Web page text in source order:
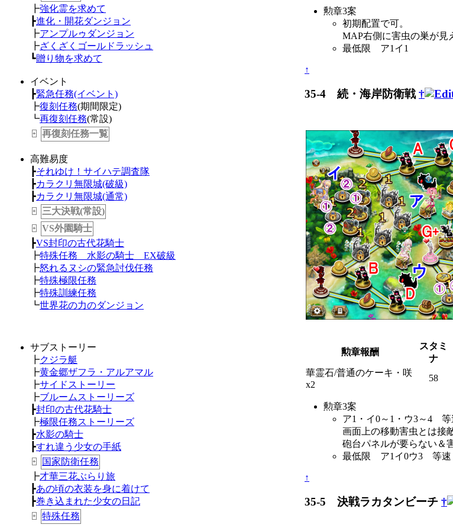
┣強化霊を求めて
┣進化・開花ダンジョン
┣アンプルゥダンジョン
┣ざくざくゴールドラッシュ
┗贈り物を求めて
イベント
┣緊急任務(イベント)
┣復刻任務(期間限定)
┗再復刻任務(常設)
+ 再復刻任務一覧
高難易度
┣それゆけ！サイハテ調査隊
┣カラクリ無限城(破級)
┣カラクリ無限城(通常)
+ 三大決戦(常設)
+
VS外園騎士
┣VS封印の古代花騎士
┣特殊任務 水影の騎士 EX破級
┣怒れるヌシの緊急討伐任務
┣特殊極限任務
┣特殊訓練任務
┗世界花の力のダンジョン
サブストーリー
┣クジラ艇
┣黄金郷ザフラ・アルアマル
┣サイドストーリー
┣ブルームストーリーズ
┣封印の古代花騎士
┣極限任務ストーリーズ
┣水影の騎士
┣すれ違う少女の手紙
+
国家防衛任務
┣才華三花ぶらり旅
┣あの頃の衣装を身に着けて
┣巻き込まれた少女の日記
+ 特殊任務
勲章3案
初期配置で可。
MAP右側に害虫の巣が見
最低限 ア1イ1
↑
35-4 続・海岸防衛戦†
勲章報酬
スタミ
ナ
華霊石/普通のケーキ・咲
x2
58
勲章3案
ア1・イ0～1・ウ3～4 等
画面上の移動害虫とは接
砲台パネルが要らない＆
最低限 ア1イ0ウ3 等速
↑
35-5 決戦ラカタンビーチ †